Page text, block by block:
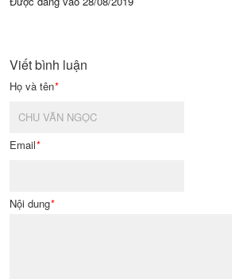
Viết bình luận
Họ và tên*
Email*
Nội dung*